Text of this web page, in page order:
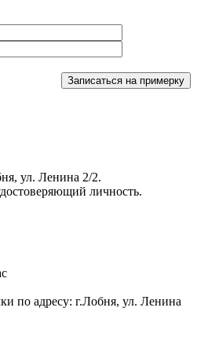
ул. Ленина 2/2.
личность.
по адресу: г.Лобня, ул. Ленина